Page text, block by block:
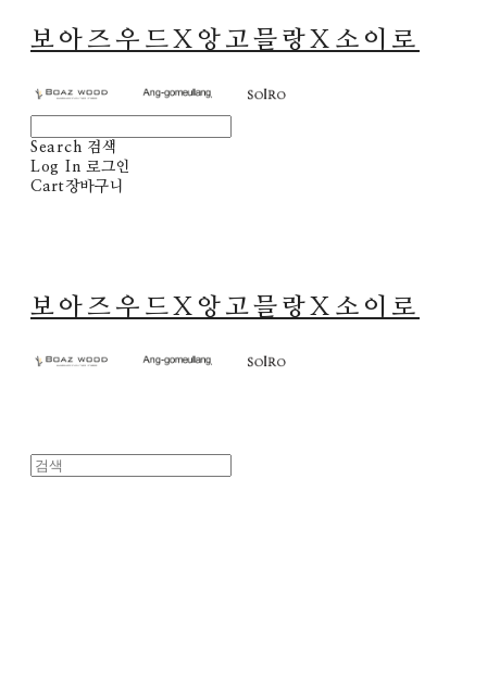
보아즈우드X앙고믈랑X소이로
Search 검색
Log In 로그인
Cart장바구니
보아즈우드X앙고믈랑X소이로